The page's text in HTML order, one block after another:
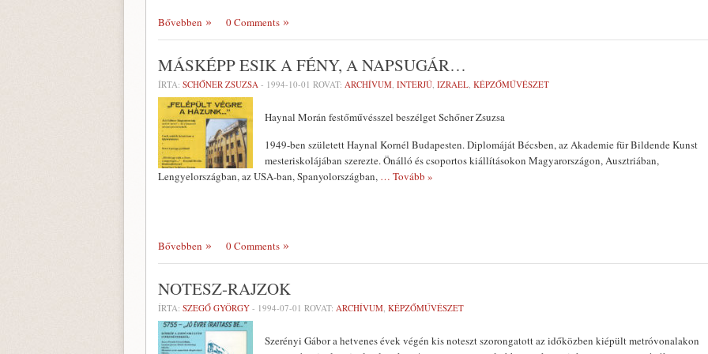
Bővebben 0 Comments
MÁSKÉPP ESIK A FÉNY, A NAPSUGÁR…
ÍRTA: SCHŐNER ZSUZSA - 1994-10-01 ROVAT: ARCHÍVUM, INTERJÚ, IZRAEL, KÉPZŐMŰVÉSZET
Haynal Morán festőművésszel beszélget Schőner Zsuzsa
1949-ben született Haynal Kornél Budapesten. Diplomáját Bécsben, az Akademie für Bildende Kunst
mesteriskolájában szerezte. Önálló és csoportos kiállításokon Magyarországon, Ausztriában,
Lengyelországban, az USA-ban, Spanyolországban, … Tovább »
Bővebben 0 Comments
NOTESZ-RAJZOK
ÍRTA: SZEGŐ GYÖRGY - 1994-07-01 ROVAT: ARCHÍVUM, KÉPZŐMŰVÉSZET
Szerényi Gábor a hetvenes évek végén kis noteszt szorongatott az időközben kiépült metróvona­lakon